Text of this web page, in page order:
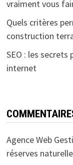
vraiment vous
Quels critères
construction
SEO : les
internet
Agence Web
réserves